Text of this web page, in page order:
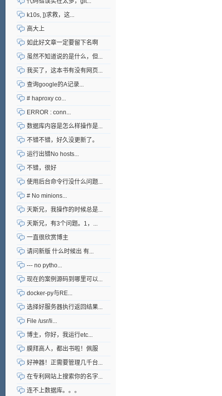
k10s, ])求救，这...
高大上
如此好文章一定要留下名啊
虽然不知道说的是什么，但...
我买了，这本书有没有网页...
查询google的A记录...
# haproxy co...
ERROR : conn...
数据库内容是怎么样操作是...
不错不错，好久没更新了。
运行出错No hosts...
不错，很好
使用后台命令行没什么问题...
# No minions...
天斯兄，我操作的时候总是...
天斯兄，有3个问题。1，...
一直很欣赏博主
请问新版 什么时候出 有...
--- no pytho...
现在的案例源码到哪里可以...
docker-py与RE...
选择好服务器执行返回结果...
File /usr/li...
博主，你好，我运行etc...
膜拜高人，都出书啦！佩服
好神器！正需要管理几千台...
在专利网站上搜索你的名字...
连不上数据库。。。